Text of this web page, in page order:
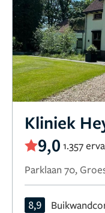
Kliniek
9,0 1.357
Parklaan 70,
8,9